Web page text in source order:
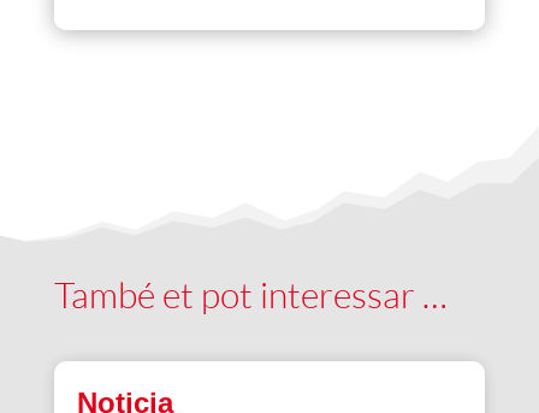
També et pot interessar …
Noticia